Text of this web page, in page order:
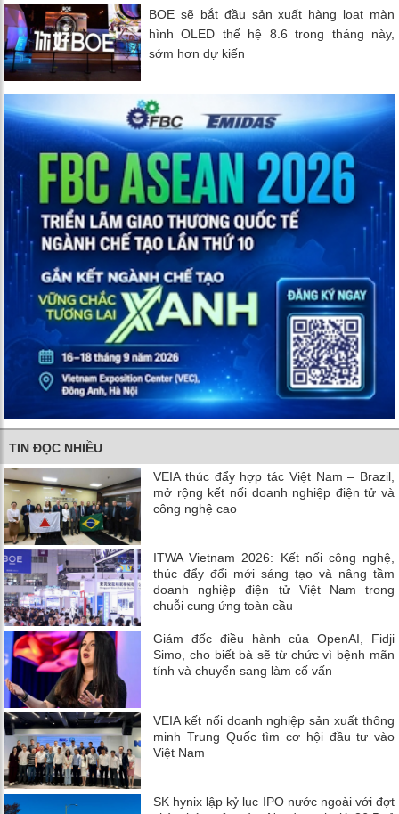
BOE sẽ bắt đầu sản xuất hàng loạt màn
hình OLED thế hệ 8.6 trong tháng này,
sớm hơn dự kiến
TIN ĐỌC NHIỀU
VEIA thúc đẩy hợp tác Việt Nam – Brazil,
mở rộng kết nối doanh nghiệp điện tử và
công nghệ cao
ITWA Vietnam 2026: Kết nối công nghệ,
thúc đẩy đổi mới sáng tạo và nâng tầm
doanh nghiệp điện tử Việt Nam trong
chuỗi cung ứng toàn cầu
Giám đốc điều hành của OpenAI, Fidji
Simo, cho biết bà sẽ từ chức vì bệnh mãn
tính và chuyển sang làm cố vấn
VEIA kết nối doanh nghiệp sản xuất thông
minh Trung Quốc tìm cơ hội đầu tư vào
Việt Nam
SK hynix lập kỷ lục IPO nước ngoài với đợt